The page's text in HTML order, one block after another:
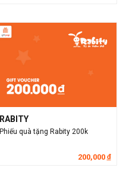
RABITY
Phiếu quà tặng Rabity 200k
200,000 đ